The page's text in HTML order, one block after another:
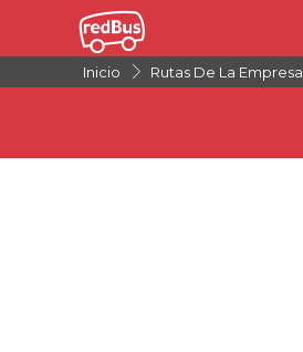
Inicio Rutas De La Empresa